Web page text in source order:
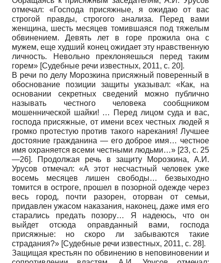
отмечал: «Господа присяжные, я ожидаю от вас
строгой правды, строгого анализа. Перед вами
женщина, шесть месяцев томившаяся под тяжелым
обвинением. Девять лет в горе прожила она с
мужем, еще худший конец ожидает эту нравственную
личность. Невольно преклоняешься перед таким
горем» [Судебные речи известных, 2011, с. 20].
В речи по делу Морозкина присяжный поверенный в
обоснование позиции защиты указывал: «Как, на
основании секретных сведений можно публично
называть честного человека сообщником
мошеннической шайки! … Перед лицом суда и вас,
господа присяжные, от имени всех честных людей я
громко протестую против такого нарекания! Лучшее
достояние гражданина — его доброе имя… честное
имя охраняется всеми честными людьми…» [23, c. 25
—26]. Продолжая речь в защиту Морозкина, А.И.
Урусов отмечал: «А этот несчастный человек уже
восемь месяцев лишен свободы… безвыходно
томится в остроге, прошел в позорной одежде через
весь город, почти разорен, оторван от семьи,
придавлен ужасом наказания, наконец, даже имя его
старались предать позору… Я надеюсь, что он
выйдет отсюда оправданный вами, господа
присяжные: но скоро ли забываются такие
страдания?» [Судебные речи известных, 2011, c. 28].
Защищая крестьян по обвинению в неповиновении и